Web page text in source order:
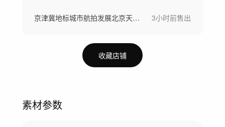
京津冀地标城市航拍发展北京天津雄安石家庄 3小时前售出
收藏店铺
素材参数